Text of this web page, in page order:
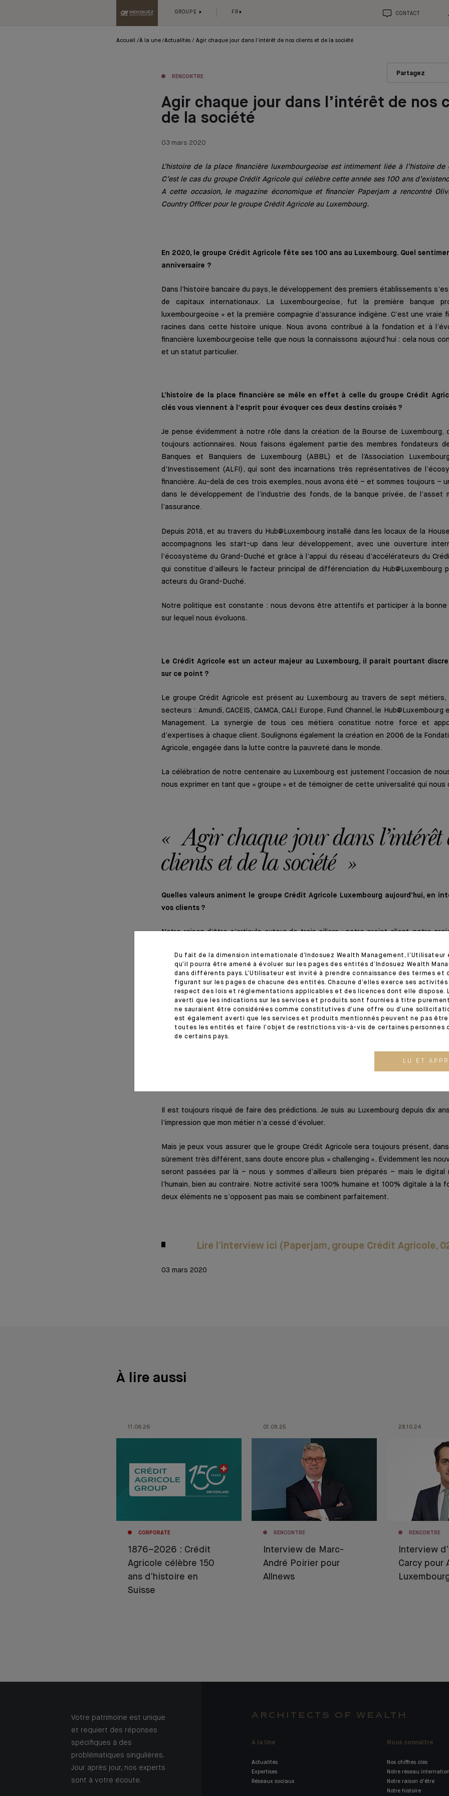
GROUPE FR CONTACT
Accueil À la une Actualités Agir chaque jour dans l’intérêt de nos clients et de la société
RENCONTRE Partagez
Agir chaque jour dans l’intérêt de nos
de la société
03 mars 2020
L’histoire de la place financière luxembourgeoise est intimement liée à l’histoire de
C’est le cas du groupe Crédit Agricole qui célèbre cette année ses 100 ans
A cette occasion, le magazine économique et financier Paperjam a rencontré
Country Officer pour le groupe Crédit Agricole au Luxembourg.
En 2020, le groupe Crédit Agricole fête ses 100 ans au Luxembourg. Quel
anniversaire ?
Dans l’histoire bancaire du pays, le développement des premiers établissements
de capitaux internationaux. La Luxembourgeoise, fut la première banque
luxembourgeoise » et la première compagnie d’assurance indigène. C’est une vraie
racines dans cette histoire unique. Nous avons contribué à la fondation et à
financière luxembourgeoise telle que nous la connaissons aujourd’hui : cela nous
et un statut particulier.
L’histoire de la place financière se mêle en effet à celle du groupe Crédit
clés vous viennent à l’esprit pour évoquer ces deux destins croisés ?
Je pense évidemment à notre rôle dans la création de la Bourse de Luxembourg,
toujours actionnaires. Nous faisons également partie des membres fondateurs
Banques et Banquiers de Luxembourg (ABBL) et de l’Association
d’Investissement (ALFI), qui sont des incarnations très représentatives de
financière. Au-delà de ces trois exemples, nous avons été – et sommes toujours –
dans le développement de l’industrie des fonds, de la banque privée, de l’asset
l’assurance.
Depuis 2018, et au travers du Hub@Luxembourg installé dans les locaux de la
accompagnons les start-up dans leur développement, avec une ouverture
l’écosystème du Grand-Duché et grâce à l’appui du réseau d’accélérateurs du
qui constitue d’ailleurs le facteur principal de différenciation du Hub@Luxembourg
acteurs du Grand-Duché.
Notre politique est constante : nous devons être attentifs et participer à la
sur lequel nous évoluons.
Le Crédit Agricole est un acteur majeur au Luxembourg, il parait pourtant
sur ce point ?
Le groupe Crédit Agricole est présent au Luxembourg au travers de sept métiers,
secteurs : Amundi, CACEIS, CAMCA, CALI Europe, Fund Channel, le
Management. La synergie de tous ces métiers constitue notre force et
d’expertises à chaque client. Soulignons également la création en 2006 de la
Agricole, engagée dans la lutte contre la pauvreté dans le monde.
La célébration de notre centenaire au Luxembourg est justement l’occasion de
nous exprimer en tant que « groupe » et de témoigner de cette universalité qui nous
« Agir chaque jour dans l’intérêt
clients et de la société »
Quelles valeurs animent le groupe Crédit Agricole Luxembourg aujourd’hui, en
vos clients ?
Notre raison d’être s’articule autour de trois piliers : notre projet client, notre
société ».
Pour exercer notre métier aujourd’hui, détenir une licence bancaire et un agrément
pas suffisant : il faut démontrer que l’on est utile à la société dans laquelle nous
Ces valeurs, qui nous définissent et guident nos actions depuis toujours, sont
d’actualité.
La banque d’aujourd’hui ne ressemble plus à celle d’hier. Selon vous, à quoi
Il est toujours risqué de faire des prédictions. Je suis au Luxembourg depuis dix
l’impression que mon métier n’a cessé d’évoluer.
Mais je peux vous assurer que le groupe Crédit Agricole sera toujours présent,
sûrement très différent, sans doute encore plus « challenging ». Évidemment les
seront passées par là – nous y sommes d’ailleurs bien préparés – mais le digital
l’humain, bien au contraire. Notre activité sera 100% humaine et 100% digitale à la
deux éléments ne s’opposent pas mais se combinent parfaitement.
Lire l'interview ici (Paperjam, groupe Crédit Agricole,
03 mars 2020
À lire aussi
11.06.26
CORPORATE
1876–2026 : Crédit
Agricole célèbre 150
ans d’histoire en
Suisse
01.09.25
RENCONTRE
Interview de Marc-
André Poirier pour
Allnews
28.10.24
RENCONTRE
Interview
Carcy pour
Votre patrimoine est unique
et requiert des réponses
spécifiques à des
problématiques singulières.
Jour après jour, nos experts
sont à votre écoute.
ARCHITECTS OF WEALTH
A la Une
Actualités
Expertises
Réseaux sociaux
Nous connaître
Nos chiffres clés
Notre réseau
Notre raison d'être
Notre histoire
Du fait de la dimension internationale d’Indosuez Wealth Management, l’Utilisateur
qu’il pourra être amené à évoluer sur les pages des entités d’Indosuez Wealth
dans différents pays. L’Utilisateur est invité à prendre connaissance des termes et
figurant sur les pages de chacune des entités. Chacune d’elles exerce ses activités
respect des lois et réglementations applicables et des licences dont elle dispose.
averti que les indications sur les services et produits sont fournies à titre
ne sauraient être considérées comme constitutives d’une offre ou d’une
est également averti que les services et produits mentionnés peuvent ne pas être
toutes les entités et faire l’objet de restrictions vis-à-vis de certaines personnes
de certains pays.
LU ET